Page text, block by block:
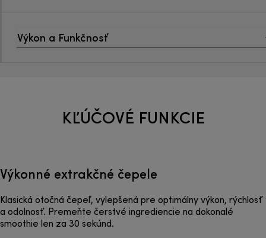
Výkon a Funkčnosť
KĽÚČOVÉ FUNKCIE
Výkonné extrakčné čepele
Klasická otočná čepeľ, vylepšená pre optimálny výkon, rýchlosť
a odolnosť. Premeňte čerstvé ingrediencie na dokonalé
smoothie len za 30 sekúnd.